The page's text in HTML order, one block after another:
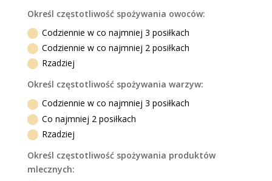
Określ częstotliwość spożywania owoców:
Codziennie w co najmniej 3 posiłkach
Codziennie w co najmniej 2 posiłkach
Rzadziej
Określ częstotliwość spożywania warzyw:
Codziennie w co najmniej 3 posiłkach
Co najmniej 2 posiłkach
Rzadziej
Określ częstotliwość spożywania produktów
mlecznych: